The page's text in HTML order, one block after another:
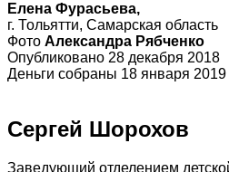
Елена Фурасьева,
г. Тольятти, Самарская область
Фото Александра Рябченко
Опубликовано 28 декабря 2018
Деньги собраны 18 января 2019
Сергей Шорохов
Заведующий отделением